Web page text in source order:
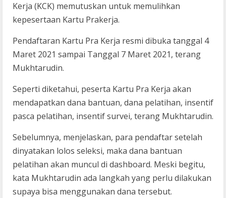
Kerja (KCK) memutuskan untuk memulihkan
kepesertaan Kartu Prakerja.
Pendaftaran Kartu Pra Kerja resmi dibuka tanggal 4
Maret 2021 sampai Tanggal 7 Maret 2021, terang
Mukhtarudin.
Seperti diketahui, peserta Kartu Pra Kerja akan
mendapatkan dana bantuan, dana pelatihan, insentif
pasca pelatihan, insentif survei, terang Mukhtarudin.
Sebelumnya, menjelaskan, para pendaftar setelah
dinyatakan lolos seleksi, maka dana bantuan
pelatihan akan muncul di dashboard. Meski begitu,
kata Mukhtarudin ada langkah yang perlu dilakukan
supaya bisa menggunakan dana tersebut.